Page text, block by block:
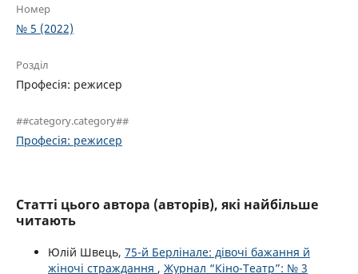
Номер
№ 5 (2022)
Розділ
Професія: режисер
##category.category##
Професія: режисер
Статті цього автора (авторів), які найбільше
читають
Юлій Швець, 75-й Берлінале: дівочі бажання й
жіночі страждання , Журнал “Кіно-Театр”: № 3